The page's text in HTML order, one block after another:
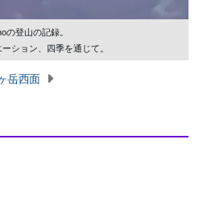
の登山の記録。
ション、四季を通じて。
岳西面